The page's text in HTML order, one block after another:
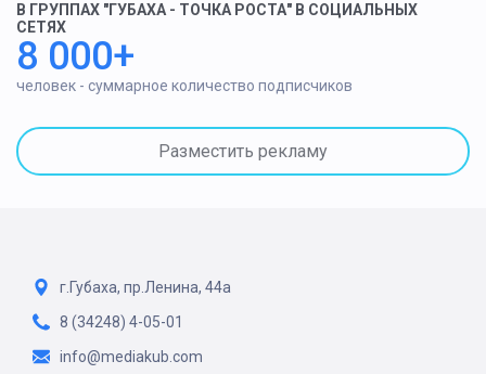
В ГРУППАХ "ГУБАХА - ТОЧКА РОСТА" В СОЦИАЛЬНЫХ
СЕТЯХ
8 000+
человек - суммарное количество подписчиков
Разместить рекламу
г.Губаха, пр.Ленина, 44а
8 (34248) 4-05-01
info@mediakub.com